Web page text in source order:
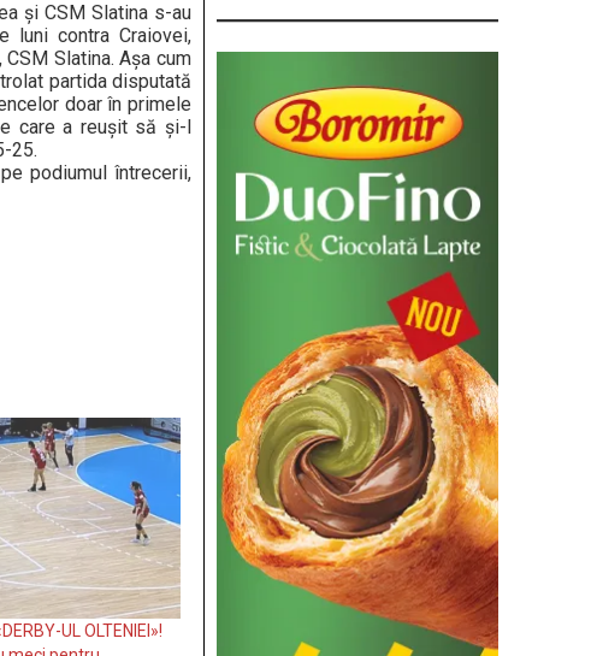
și CSM Slatina s-au
luni contra Craiovei,
Slatina. Așa cum
partida disputată
doar în primele
care a reușit să și-l
25.
podiumul întrecerii,
UL OLTENIEI»!